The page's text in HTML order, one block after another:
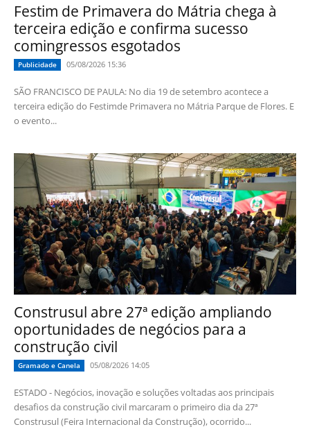
Festim de Primavera do Mátria chega à
terceira edição e confirma sucesso
comingressos esgotados
Publicidade 05/08/2026 15:36
SÃO FRANCISCO DE PAULA: No dia 19 de setembro acontece a
terceira edição do Festimde Primavera no Mátria Parque de Flores. E
o evento...
Construsul abre 27ª edição ampliando
oportunidades de negócios para a
construção civil
Gramado e Canela 05/08/2026 14:05
ESTADO - Negócios, inovação e soluções voltadas aos principais
desafios da construção civil marcaram o primeiro dia da 27ª
Construsul (Feira Internacional da Construção), ocorrido...